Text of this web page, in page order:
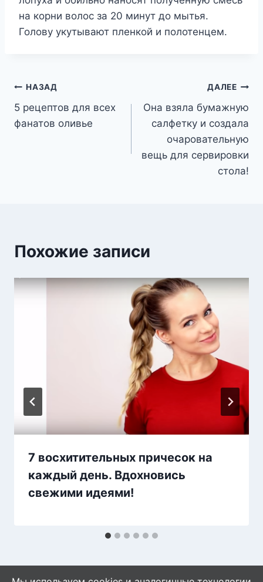
на корни волос за 20 минут до мытья.
Голову укутывают пленкой и полотенцем.
Навигация
по
НАЗАД
5 рецептов для всех
фанатов оливье
ДАЛЕЕ
Она взяла бумажную
салфетку и создала
очаровательную
вещь для сервировки
стола!
Похожие записи
7 восхитительных причесок на
каждый день. Вдохновись
свежими идеями!